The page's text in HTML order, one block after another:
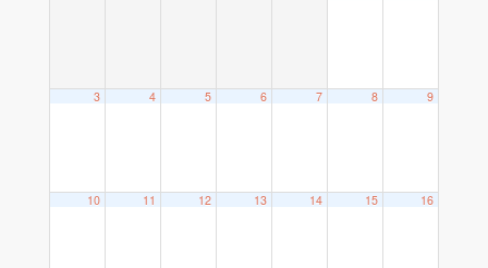
3 4 5 6 7 8 9
10 11 12 13 14 15 16